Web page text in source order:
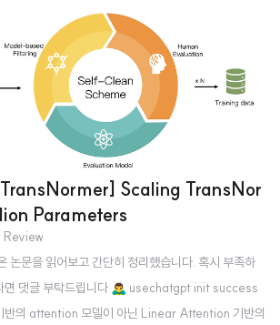
classification을 수행. 타 모델 대비 적은 comput
면서도 우월한 성능을 보임. 배경 transformer가 등
게 된 이후로, 이 아키텍쳐를 이미지 분야에 적용하고
었습니다. 각 픽셀을 대상으로 self-attention을 적용
attention을 적용하는 등의 접근이..
Scaling TransNor
Parameters
Review
문을 읽어보고 간단히 정리했습니다. 혹시 부족하
면 댓글 부탁드립니다 🙇‍♂️ usechatgpt init success
의 attention 모델이 아닌 Linear Attention 기반의